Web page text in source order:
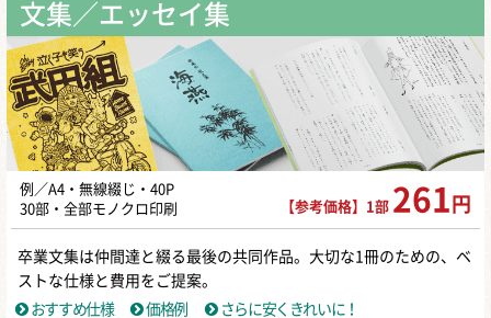
文集／エッセイ集
例／A4・無線綴じ・40P
30部・全部モノクロ印刷
【参考価格】1部 261 円
卒業文集は仲間達と綴る最後の共同作品。大切な1冊のための、ベ
ストな仕様と費用をご提案。
おすすめ仕様
価格例 さらに安くきれいに！